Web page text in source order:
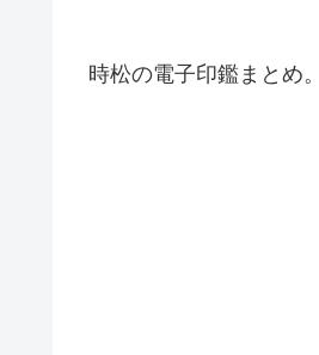
時松の電子印鑑まとめ